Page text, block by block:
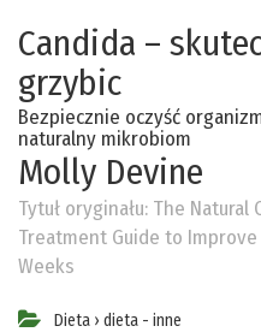
Candida –
grzybic
Bezpiecznie oczyść
naturalny mikrobiom
Molly Devine
Tytuł oryginału: The Natural
Treatment Guide to
Weeks
Dieta › dieta - inne